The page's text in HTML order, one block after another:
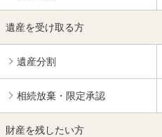
遺産を受け取る方
遺産分割
相続放棄・限定承認
財産を残したい方